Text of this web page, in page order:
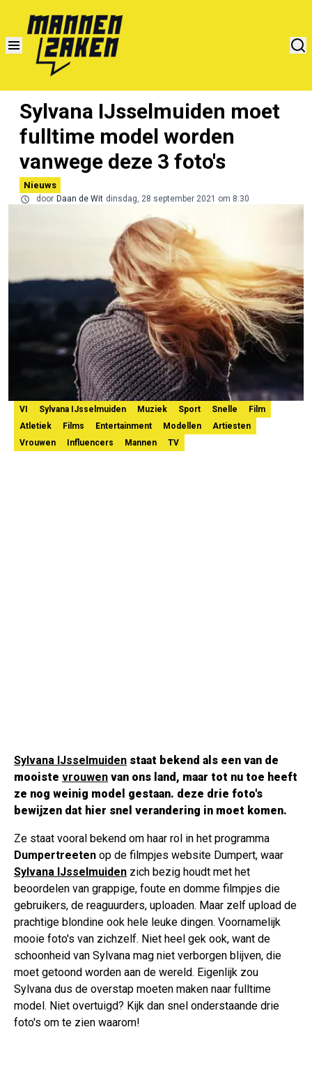
Sylvana IJsselmuiden moet
fulltime model worden
vanwege deze 3 foto's
Nieuws
door Daan de Wit dinsdag, 28 september 2021 om 8:30
VI Sylvana IJsselmuiden Muziek Sport Snelle
Film
Atletiek
Films Entertainment Modellen
Artiesten
Vrouwen
Influencers Mannen TV
Sylvana IJsselmuiden staat bekend als een van de
mooiste vrouwen van ons land, maar tot nu toe heeft
ze nog weinig model gestaan. deze drie foto's
bewijzen dat hier snel verandering in moet komen.
Ze staat vooral bekend om haar rol in het programma
Dumpertreeten op de filmpjes website Dumpert, waar
Sylvana IJsselmuiden zich bezig houdt met het
beoordelen van grappige, foute en domme filmpjes die
gebruikers, de reaguurders, uploaden. Maar zelf upload de
prachtige blondine ook hele leuke dingen. Voornamelijk
mooie foto's van zichzelf. Niet heel gek ook, want de
schoonheid van Sylvana mag niet verborgen blijven, die
moet getoond worden aan de wereld. Eigenlijk zou
Sylvana dus de overstap moeten maken naar fulltime
model. Niet overtuigd? Kijk dan snel onderstaande drie
foto's om te zien waarom!